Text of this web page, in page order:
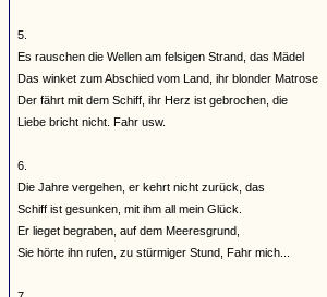
5.
Es rauschen die Wellen am felsigen Strand, das Mädel
Das winket zum Abschied vom Land, ihr blonder Matrose
Der fährt mit dem Schiff, ihr Herz ist gebrochen, die
Liebe bricht nicht. Fahr usw.
6.
Die Jahre vergehen, er kehrt nicht zurück, das
Schiff ist gesunken, mit ihm all mein Glück.
Er lieget begraben, auf dem Meeresgrund,
Sie hörte ihn rufen, zu stürmiger Stund, Fahr mich...